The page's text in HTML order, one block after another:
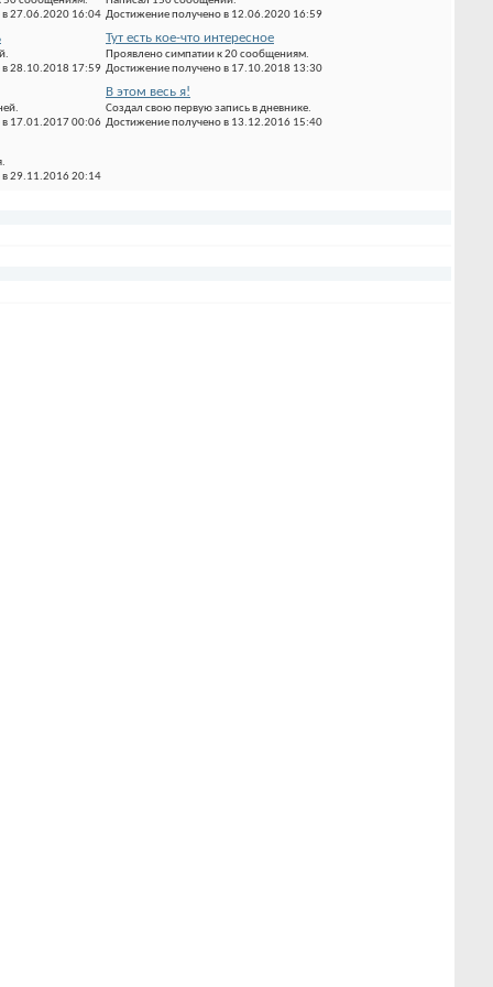
в 27.06.2020 16:04 Достижение получено в 12.06.2020 16:59
в 28.10.2018 17:59
Тут есть кое-что интересное
Проявлено симпатии к 20 сообщениям.
Достижение получено в 17.10.2018 13:30
в 17.01.2017 00:06
В этом весь я!
Создал свою первую запись в дневнике.
Достижение получено в 13.12.2016 15:40
в 29.11.2016 20:14